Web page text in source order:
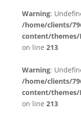
Warning:
/home/clients/
content/
on line 213
Warning:
/home/clients/
content/
on line 213